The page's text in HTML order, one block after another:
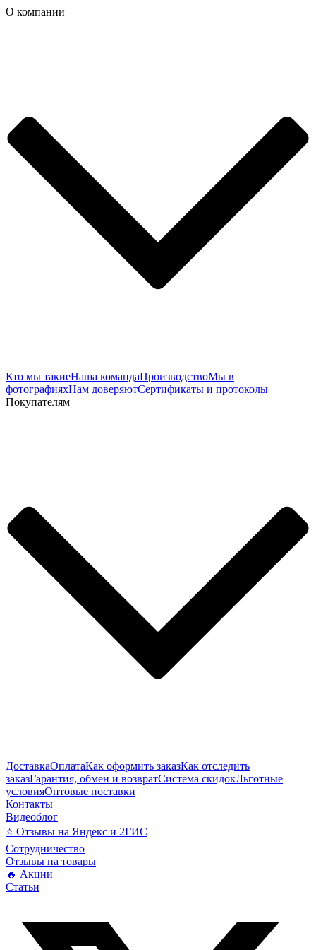
О компании
Кто мы такиеНаша командаПроизводствоМы в
фотографияхНам доверяютСертификаты и протоколы
Покупателям
ДоставкаОплатаКак оформить заказКак отследить
заказГарантия, обмен и возвратСистема скидокЛьготные
условияОптовые поставки
Контакты
Видеоблог
⭐ Отзывы на Яндекс и 2ГИС
Сотрудничество
Отзывы на товары
🔥 Акции
Статьи